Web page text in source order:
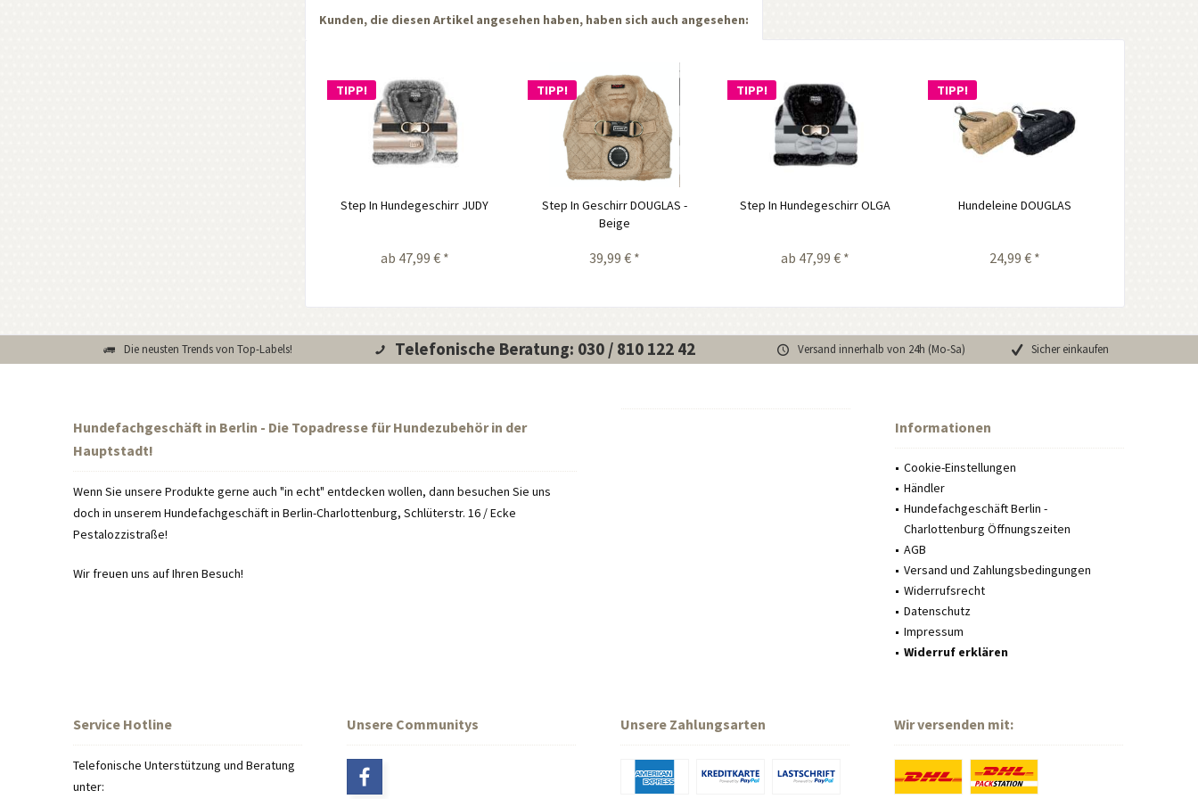
Kunden, die diesen Artikel angesehen haben, haben sich auch angesehen:
TIPP!
Step In Hundegeschirr JUDY
ab 47,99 € *
TIPP!
Step In Geschirr DOUGLAS -
Beige
39,99 € *
TIPP!
Step In Hundegeschirr OLGA
ab 47,99 € *
TIPP!
Hundeleine DOUGLAS
24,99 € *
Die neusten Trends von Top-Labels! Telefonische Beratung: 030 / 810 122 42 Versand innerhalb von 24h (Mo-Sa) Sicher einkaufen
Hundefachgeschäft in Berlin - Die Topadresse für Hundezubehör in der
Hauptstadt!
Wenn Sie unsere Produkte gerne auch "in echt" entdecken wollen, dann besuchen Sie uns
doch in unserem Hundefachgeschäft in Berlin-Charlottenburg, Schlüterstr. 16 / Ecke
Pestalozzistraße!
Wir freuen uns auf Ihren Besuch!
Informationen
Cookie-Einstellungen
Händler
Hundefachgeschäft Berlin -
Charlottenburg Öffnungszeiten
AGB
Versand und Zahlungsbedingungen
Widerrufsrecht
Datenschutz
Impressum
Widerruf erklären
Service Hotline
Telefonische Unterstützung und Beratung
unter:
Unsere Communitys Unsere Zahlungsarten Wir versenden mit: